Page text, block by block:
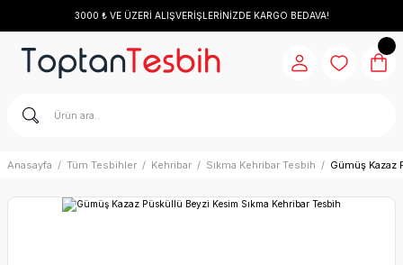
3000 ₺ VE ÜZERİ ALIŞVERİŞLERİNİZDE KARGO BEDAVA!
Anasayfa Tüm Tesbihler Kehribar Sıkma Kehribar Tesbih Gümüş Kazaz